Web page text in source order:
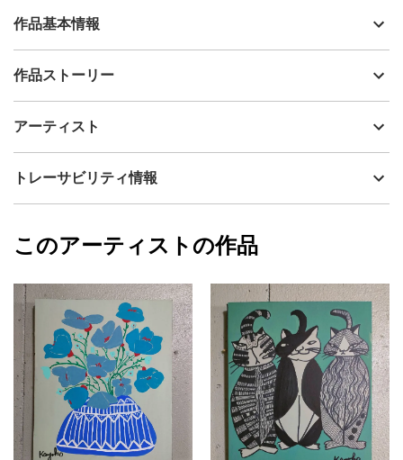
作品基本情報
出品者
制作年
アクリル
カラー
オレンジ
ジャンル
人物画
配送目安
二週間以内
作品ストーリー
表面は味わいのある質感で、部分的に艶感があり、光の加減によ
了承くださいませ。
アーティスト
山口香代子
フォローする
トレーサビリティ情報
山口香代子
このアーティストの作品